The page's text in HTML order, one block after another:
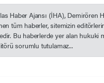
Haber Ajansı (İHA), Demirören
tüm haberler, sitemizin
Bu haberlerde yer alan hukuki
sorumlu tutulamaz...